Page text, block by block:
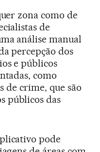
zona como de
de
análise manual
percepção dos
e públicos
como
de crime, que são
públicos das
pode